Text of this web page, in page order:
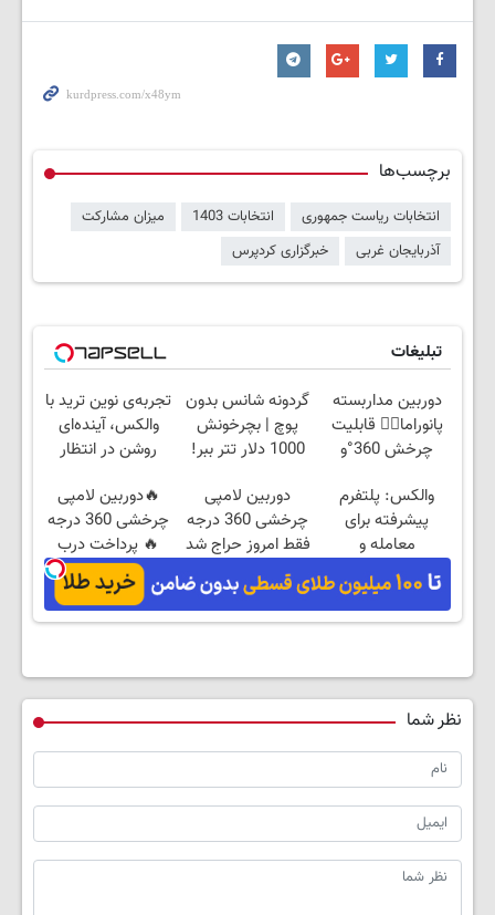
برچسب‌ها
انتخابات ریاست جمهوری انتخابات 1403
میزان مشارکت
آذربایجان غربی
خبرگزاری کردپرس
تبلیغات
دوربین مداربسته
پانوراما👈🏻 قابلیت
چرخش 360°و
ios
گردونه شانس بدون
پوچ | بچرخونش
1000 دلار تتر ببر!
تجربه‌ی نوین ترید با
والکس، آینده‌ای
روشن در انتظار
والکس: پلتفرم
پیشرفته برای
معامله و
سرمایه‌گذاری ایمن
دوربین لامپی
چرخشی 360 درجه
فقط امروز حراج شد
🔥 پرداخت درب
منزل
🔥دوربین لامپی
چرخشی 360 درجه
🔥 پرداخت درب
منزل + گارانتی
تعویض
نظر شما